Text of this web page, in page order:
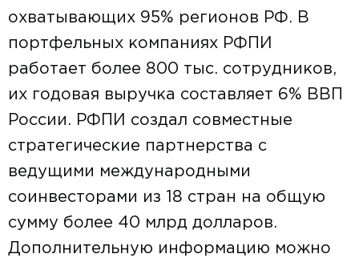
охватывающих 95% регионов РФ. В
портфельных компаниях РФПИ
работает более 800 тыс. сотрудников,
их годовая выручка составляет 6% ВВП
России. РФПИ создал совместные
стратегические партнерства с
ведущими международными
соинвесторами из 18 стран на общую
сумму более 40 млрд долларов.
Дополнительную информацию можно